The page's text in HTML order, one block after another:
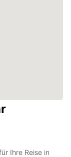
Ihre Reise in